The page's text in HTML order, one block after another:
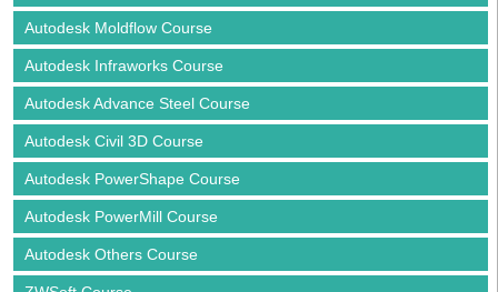
Autodesk Moldflow Course
Autodesk Infraworks Course
Autodesk Advance Steel Course
Autodesk Civil 3D Course
Autodesk PowerShape Course
Autodesk PowerMill Course
Autodesk Others Course